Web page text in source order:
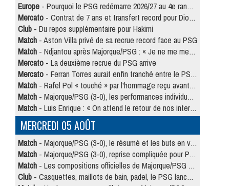
Europe - Pourquoi le PSG redémarre 2026/27 au 4e rang du coefficient UEFA
Mercato - Contrat de 7 ans et transfert record pour Diomandé loin du PSG
Club - Du repos supplémentaire pour Hakimi
Match - Aston Villa privé de sa recrue record face au PSG
Match - Ndjantou après Majorque/PSG : « Je ne me mets pas de plafond »
Mercato - La deuxième recrue du PSG arrive
Mercato - Ferran Torres aurait enfin tranché entre le PSG et le Barça
Match - Rafel Pol « touché » par l'hommage reçu avant Majorque/PSG
Match - Majorque/PSG (3-0), les performances individuelles
Match - Luis Enrique : « On attend le retour de nos internationaux »
MERCREDI 05 AOÛT
Match - Majorque/PSG (3-0), le résumé et les buts en video
Match - Majorque/PSG (3-0), reprise compliquée pour Paris
Match - Les compositions officielles de Majorque/PSG avec Kvara et de nombreux jeunes
Club - Casquettes, maillots de bain, padel, le PSG lance sa collection été